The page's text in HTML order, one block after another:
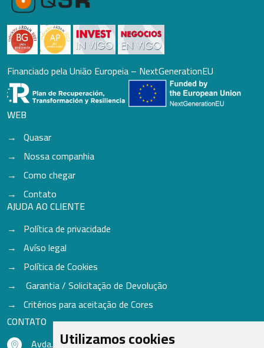
Utilizamos cookies
Financiado pela União Europeia – NextGenerationEU
WEB
Quasar
Nossa companhia
Como chegar
Contato
AJUDA AO CLIENTE
Política de privacidade
Avíso legal
Política de Cookies
Garantia / Solicitação de Devolução
Critérios para aceitação de Cores
CONTATO
Avda. do Freixo - Sardoma, 13